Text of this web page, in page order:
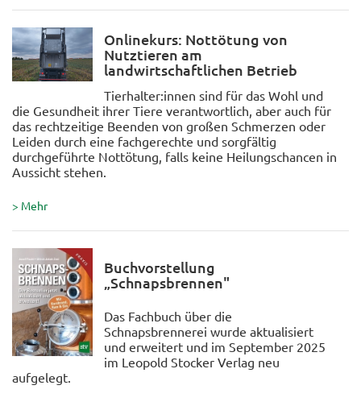
Onlinekurs: Nottötung von
Nutztieren am
landwirtschaftlichen Betrieb
Tierhalter:innen sind für das Wohl und
die Gesundheit ihrer Tiere verantwortlich, aber auch für
das rechtzeitige Beenden von großen Schmerzen oder
Leiden durch eine fachgerechte und sorgfältig
durchgeführte Nottötung, falls keine Heilungschancen in
Aussicht stehen.
> Mehr
Buchvorstellung
„Schnapsbrennen"
Das Fachbuch über die
Schnapsbrennerei wurde aktualisiert
und erweitert und im September 2025
im Leopold Stocker Verlag neu
aufgelegt.